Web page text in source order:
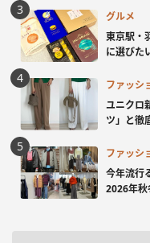
グルメ
東京駅・
に選びた
ファッシ
ユニクロ
ツ」と徹
ファッシ
今年流行
2026年秋